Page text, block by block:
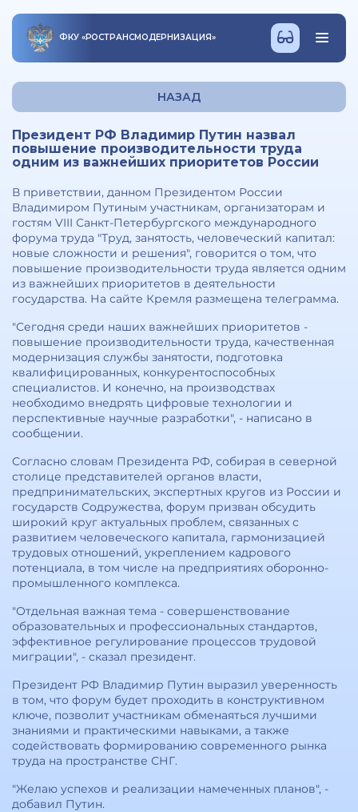
ФКУ «РОСТРАНСМОДЕРНИЗАЦИЯ»
НАЗАД
Президент РФ Владимир Путин назвал
повышение производительности труда
одним из важнейших приоритетов России
В приветствии, данном Президентом России
Владимиром Путиным участникам, организаторам и
гостям VIII Санкт-Петербургского международного
форума труда "Труд, занятость, человеческий капитал:
новые сложности и решения", говорится о том, что
повышение производительности труда является одним
из важнейших приоритетов в деятельности
государства. На сайте Кремля размещена телеграмма.
"Сегодня среди наших важнейших приоритетов -
повышение производительности труда, качественная
модернизация службы занятости, подготовка
квалифицированных, конкурентоспособных
специалистов. И конечно, на производствах
необходимо внедрять цифровые технологии и
перспективные научные разработки", - написано в
сообщении.
Согласно словам Президента РФ, собирая в северной
столице представителей органов власти,
предпринимательских, экспертных кругов из России и
государств Содружества, форум призван обсудить
широкий круг актуальных проблем, связанных с
развитием человеческого капитала, гармонизацией
трудовых отношений, укреплением кадрового
потенциала, в том числе на предприятиях оборонно-
промышленного комплекса.
"Отдельная важная тема - совершенствование
образовательных и профессиональных стандартов,
эффективное регулирование процессов трудовой
миграции", - сказал президент.
Президент РФ Владимир Путин выразил уверенность
в том, что форум будет проходить в конструктивном
ключе, позволит участникам обменаяться лучшими
знаниями и практическими навыками, а также
содействовать формированию современного рынка
труда на пространстве СНГ.
"Желаю успехов и реализации намеченных планов", -
добавил Путин.